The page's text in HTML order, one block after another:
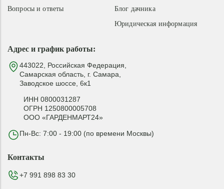
Адрес и график работы:
443022, Российская Федерация,
Самарская область, г. Самара,
Заводское шоссе, 6к1
ИНН 0800031287
ОГРН 1250800005708
ООО «ГАРДЕНМАРТ24»
Пн-Вс: 7:00 - 19:00 (по времени Москвы)
Блог дачника
Юридическая информация
Вопросы и ответы
Контакты
+7 991 898 83 30